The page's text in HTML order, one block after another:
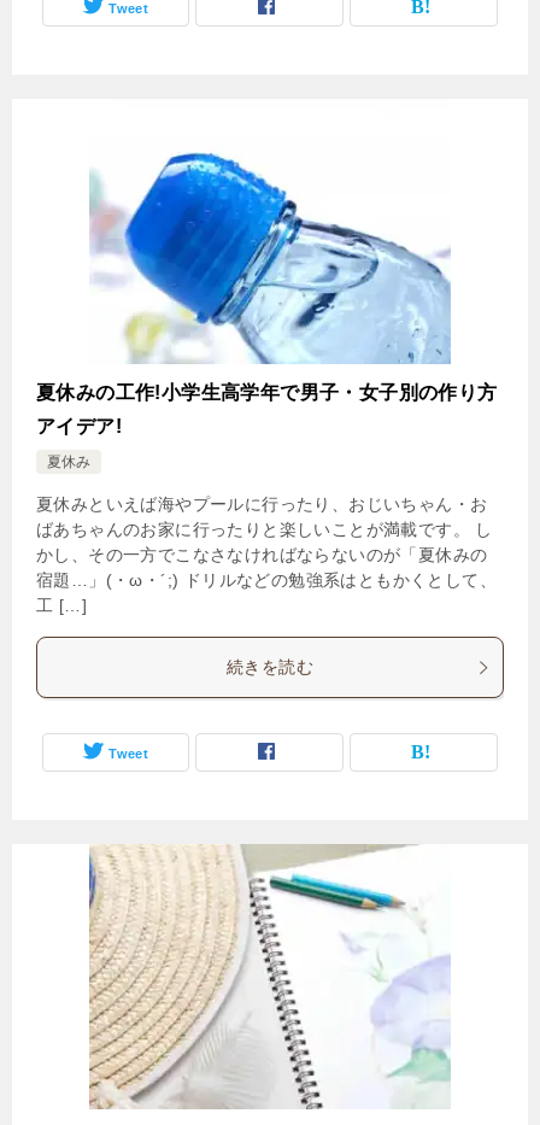
Tweet
夏休みの工作!小学生高学年で男子・女子別の作り方
アイデア!
夏休み
夏休みといえば海やプールに行ったり、おじいちゃん・お
ばあちゃんのお家に行ったりと楽しいことが満載です。 し
かし、その一方でこなさなければならないのが「夏休みの
宿題…」(・ω・´;) ドリルなどの勉強系はともかくとして、
工 […]
続きを読む
Tweet